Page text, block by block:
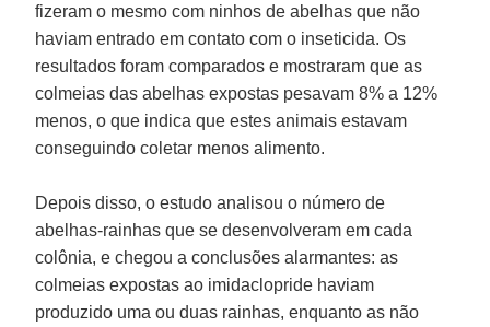
fizeram o mesmo com ninhos de abelhas que não
haviam entrado em contato com o inseticida. Os
resultados foram comparados e mostraram que as
colmeias das abelhas expostas pesavam 8% a 12%
menos, o que indica que estes animais estavam
conseguindo coletar menos alimento.
Depois disso, o estudo analisou o número de
abelhas-rainhas que se desenvolveram em cada
colônia, e chegou a conclusões alarmantes: as
colmeias expostas ao imidaclopride haviam
produzido uma ou duas rainhas, enquanto as não